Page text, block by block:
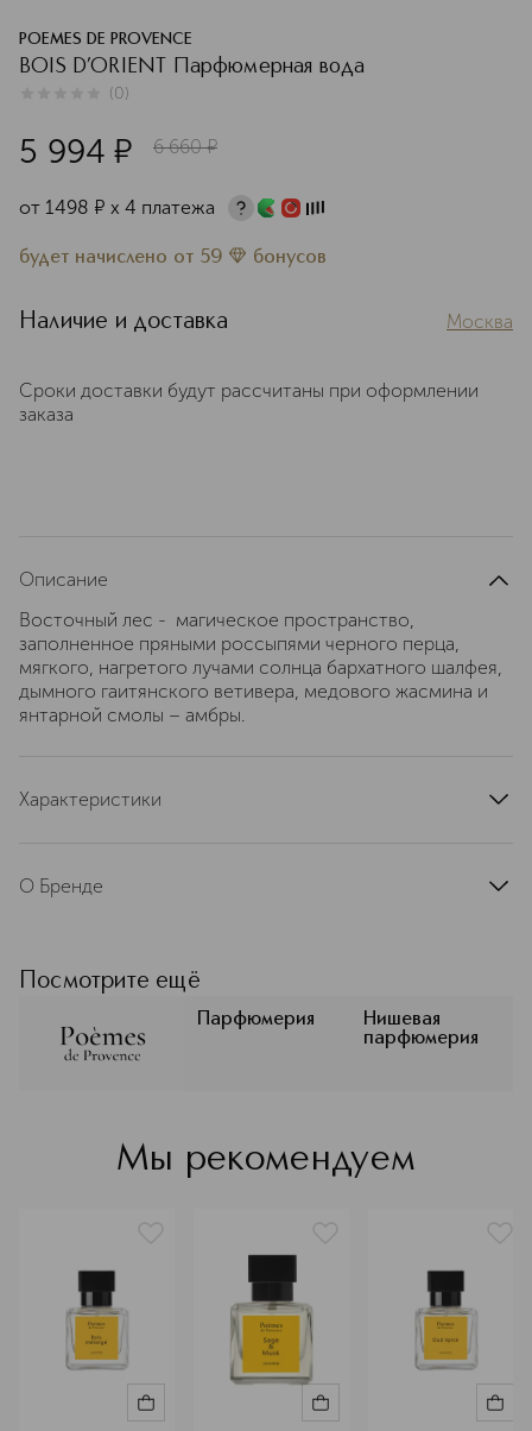
POEMES DE PROVENCE
BOIS D’ORIENT Парфюмерная вода
(0)
5 994 ¤ 6 660 ¤
от 1498 ¤ х 4 платежа
будет начислено от 59 бонусов
Наличие и доставка Москва
Сроки доставки будут рассчитаны при оформлении
заказа
Описание
Восточный лес - магическое пространство,
заполненное пряными россыпями черного перца,
мягкого, нагретого лучами солнца бархатного шалфея,
дымного гаитянского ветивера, медового жасмина и
янтарной смолы – амбры.
Характеристики
артикул
О Бренде
амбициозными профессионалами,
влюбленными в парфюмерию и
чарующую атмосферу французского
Прованса. Стремясь передать ауру
стихи о любви.
Посмотрите ещё
Парфюмерия
Нишевая
парфюмерия
Мы рекомендуем